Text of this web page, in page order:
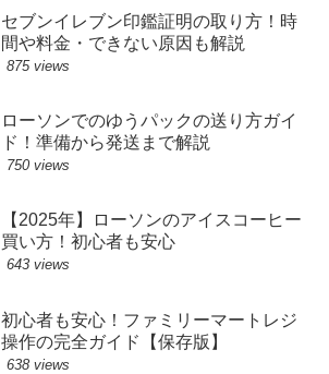
セブンイレブン印鑑証明の取り方！時
間や料金・できない原因も解説
875 views
ローソンでのゆうパックの送り方ガイ
ド！準備から発送まで解説
750 views
【2025年】ローソンのアイスコーヒー
買い方！初心者も安心
643 views
初心者も安心！ファミリーマートレジ
操作の完全ガイド【保存版】
638 views